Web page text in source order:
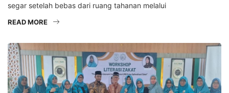
segar setelah bebas dari ruang tahanan melalui
READ MORE